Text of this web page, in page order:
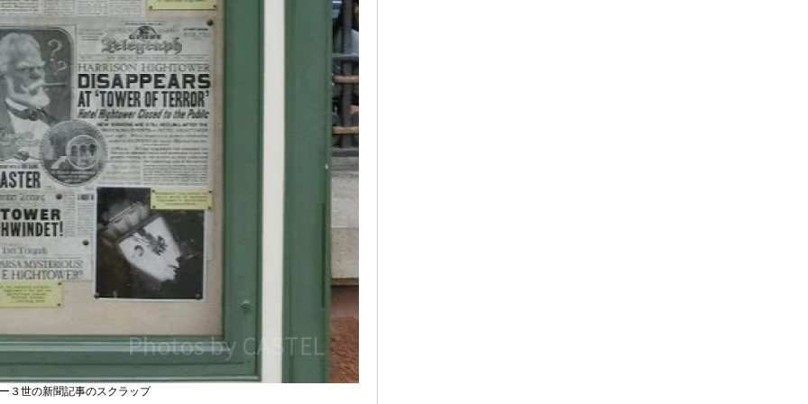
３世の新聞記事のスクラップ